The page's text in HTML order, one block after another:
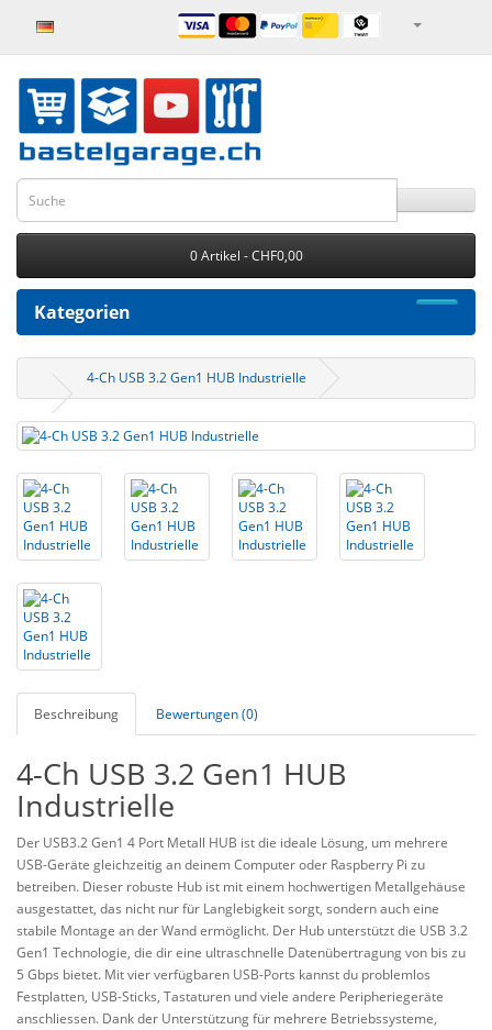
0 Artikel - CHF0,00
Kategorien
4-Ch USB 3.2 Gen1 HUB Industrielle
Beschreibung Bewertungen (0)
4-Ch USB 3.2 Gen1 HUB
Industrielle
Der USB3.2 Gen1 4 Port Metall HUB ist die ideale Lösung, um mehrere
USB-Geräte gleichzeitig an deinem Computer oder Raspberry Pi zu
betreiben. Dieser robuste Hub ist mit einem hochwertigen Metallgehäuse
ausgestattet, das nicht nur für Langlebigkeit sorgt, sondern auch eine
stabile Montage an der Wand ermöglicht. Der Hub unterstützt die USB 3.2
Gen1 Technologie, die dir eine ultraschnelle Datenübertragung von bis zu
5 Gbps bietet. Mit vier verfügbaren USB-Ports kannst du problemlos
Festplatten, USB-Sticks, Tastaturen und viele andere Peripheriegeräte
anschliessen. Dank der Unterstützung für mehrere Betriebssysteme,